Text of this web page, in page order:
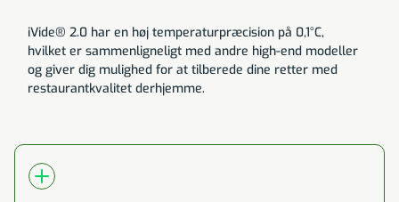
iVide® 2.0 har en høj temperaturpræcision på 0,1°C,
hvilket er sammenligneligt med andre high-end modeller
og giver dig mulighed for at tilberede dine retter med
restaurantkvalitet derhjemme.